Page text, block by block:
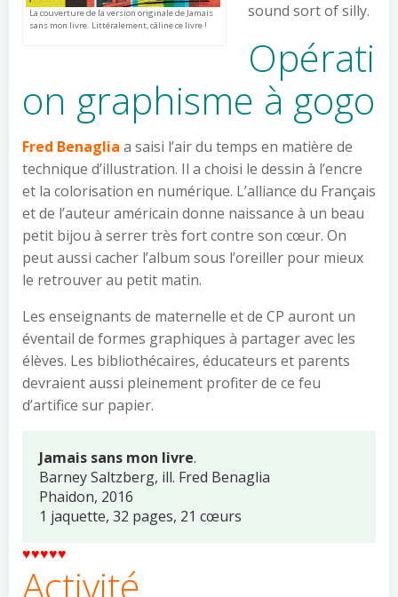
La couverture de la version originale de Jamais
sans mon livre. Littéralement, câline ce livre !
sound sort of silly.
Opérati
on graphisme à gogo
Fred Benaglia a saisi l’air du temps en matière de
technique d’illustration. Il a choisi le dessin à l’encre
et la colorisation en numérique. L’alliance du Français
et de l’auteur américain donne naissance à un beau
petit bijou à serrer très fort contre son cœur. On
peut aussi cacher l’album sous l’oreiller pour mieux
le retrouver au petit matin.
Les enseignants de maternelle et de CP auront un
éventail de formes graphiques à partager avec les
élèves. Les bibliothécaires, éducateurs et parents
devraient aussi pleinement profiter de ce feu
d’artifice sur papier.
Jamais sans mon livre.
Barney Saltzberg, ill. Fred Benaglia
Phaidon, 2016
1 jaquette, 32 pages, 21 cœurs
♥♥♥♥♥
Activité